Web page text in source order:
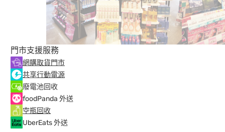
門市支援服務
網購取貨門市
共享行動電源
廢電池回收
foodPanda 外送
空瓶回收
UberEats 外送